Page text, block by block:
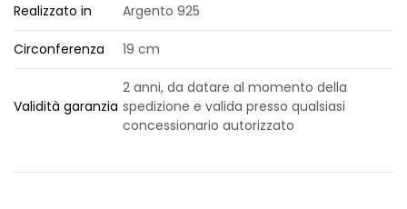
Realizzato in Argento 925
Circonferenza 19 cm
Validità garanzia
2 anni, da datare al momento della
spedizione e valida presso qualsiasi
concessionario autorizzato